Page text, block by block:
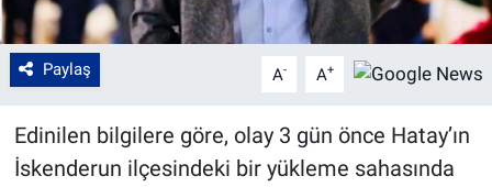
Paylaş A- A+
Edinilen bilgilere göre, olay 3 gün önce Hatay’ın
İskenderun ilçesindeki bir yükleme sahasında